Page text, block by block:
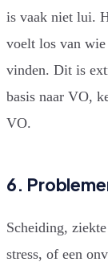
is vaak niet lui.
voelt los van
vinden. Dit is
basis naar VO,
VO.
6.
Scheiding,
stress, of een